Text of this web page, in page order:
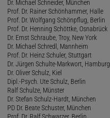
Dr. Michael Schneider, München
Prof. Dr. Rainer Schönhammer, Halle
Prof. Dr. Wolfgang Schönpflug, Berlin
Prof. Dr. Henning Schöttke, Osnabrück
Dr. Ernst Schraube, Troy, New York
Dr. Michael Schredl, Mannheim
Prof. Dr. Heinz Schuler, Stuttgart
Dr. Jürgen Schulte-Markwort, Hamburg
Dr. Oliver Schulz, Kiel
Dipl.-Psych. Ute Schulz, Berlin
Ralf Schulze, Münster
Dr. Stefan Schulz-Hardt, München
PD Dr. Beate Schuster, München
Prof. Dr. Ralf Schwarzer, Berlin